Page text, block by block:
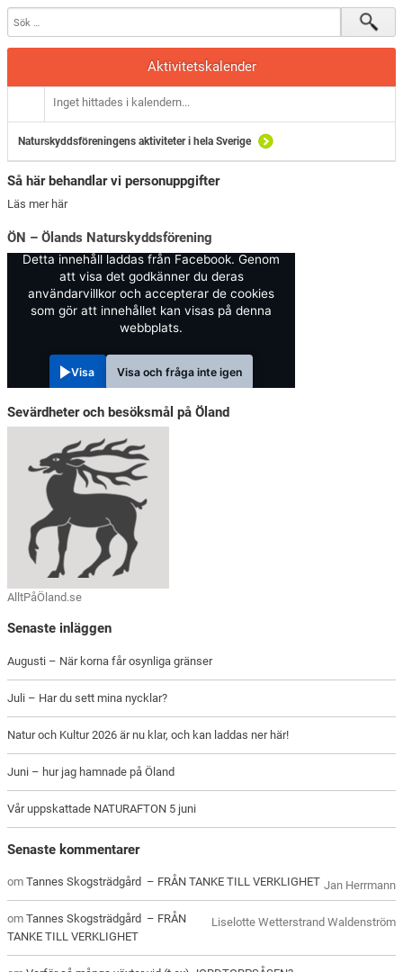
Aktivitetskalender
Inget hittades i kalendern...
Naturskyddsföreningens aktiviteter i hela Sverige
Så här behandlar vi personuppgifter
Läs mer här
ÖN – Ölands Naturskyddsförening
Detta innehåll laddas från Facebook. Genom
att visa det godkänner du deras
användarvillkor och accepterar de cookies
som gör att innehållet kan visas på denna
webbplats.
Visa Visa och fråga inte igen
Sevärdheter och besöksmål på Öland
AlltPåÖland.se
Senaste inläggen
Augusti – När korna får osynliga gränser
Juli – Har du sett mina nycklar?
Natur och Kultur 2026 är nu klar, och kan laddas ner här!
Juni – hur jag hamnade på Öland
Vår uppskattade NATURAFTON 5 juni
Senaste kommentarer
Jan Herrmann
omTannes Skogsträdgård – FRÅN TANKE TILL VERKLIGHET
Liselotte Wetterstrand Waldenström
omTannes Skogsträdgård – FRÅN
TANKE TILL VERKLIGHET